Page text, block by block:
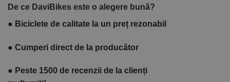
De ce DaviBikes este o alegere bună?
● Biciclete de calitate la un preț rezonabil
● Cumperi direct de la producător
● Peste 1500 de recenzii de la clienți